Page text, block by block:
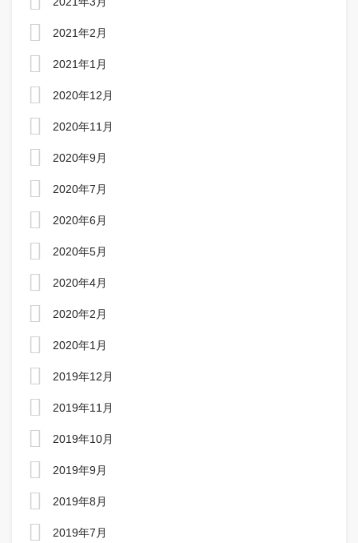
2021年2月
2021年1月
2020年12月
2020年11月
2020年9月
2020年7月
2020年6月
2020年5月
2020年4月
2020年2月
2020年1月
2019年12月
2019年11月
2019年10月
2019年9月
2019年8月
2019年7月